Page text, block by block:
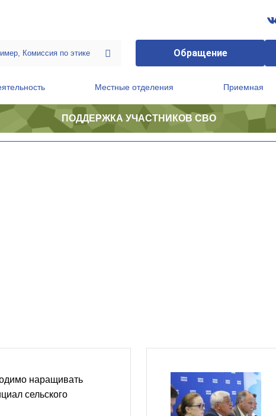
Обращение
Местные отделения Приемная
ПОДДЕРЖКА УЧАСТНИКОВ СВО
наращивать
сельского